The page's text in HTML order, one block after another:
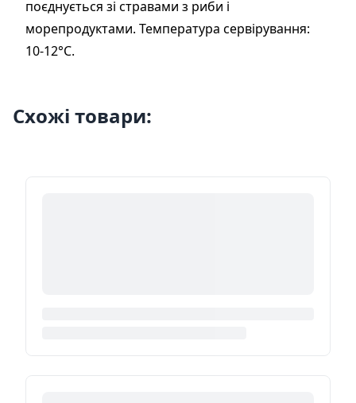
поєднується зі стравами з риби і
морепродуктами. Температура сервірування:
10-12°С.
Схожі товари: